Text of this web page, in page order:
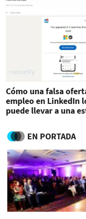
Cómo una falsa
empleo en LinkedIn
puede llevar a una
EN PORTADA